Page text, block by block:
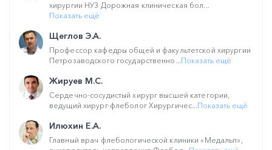
хирургии НУЗ Дорожная клиническая бол...
Показать ещё
Щеглов Э.А.
Профессор кафедры общей и факультетской хирургии
Петрозаводского государственно...Показать ещё
Жируев М.С.
Сердечно-сосудистый хирург высшей категории,
ведущий хирург-флеболог Хирургичес...Показать ещё
Илюхин Е.А.
Главный врач флебологической клиники «Медальп»,